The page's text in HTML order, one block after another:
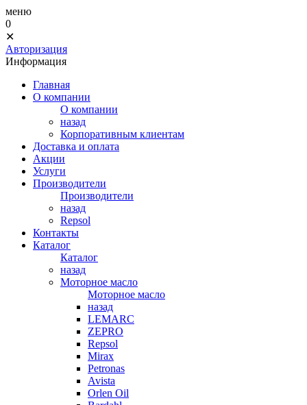
меню
0
✕
Авторизация
Информация
Главная
О компании
О компании
назад
Корпоративным клиентам
Доставка и оплата
Акции
Услуги
Производители
Производители
назад
Repsol
Контакты
Каталог
Каталог
назад
Моторное масло
Моторное масло
назад
LEMARC
ZEPRO
Repsol
Mirax
Petronas
Avista
Orlen Oil